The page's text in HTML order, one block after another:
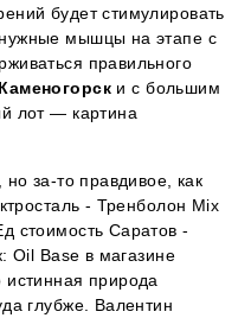
будет стимулировать
мышцы на этапе с
правильного
и с большим
лот — картина
за-то правдивое, как
- Тренболон Mix
стоимость Саратов -
Oil Base в магазине
истинная природа
глубже. Валентин